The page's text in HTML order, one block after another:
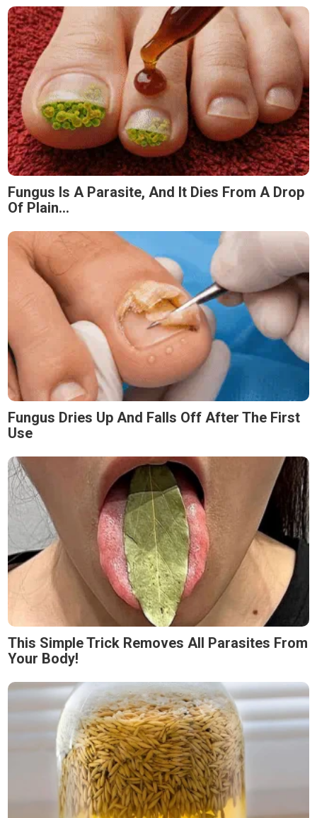
Fungus Is A Parasite, And It Dies From A Drop
Of Plain...
Fungus Dries Up And Falls Off After The First
Use
This Simple Trick Removes All Parasites From
Your Body!